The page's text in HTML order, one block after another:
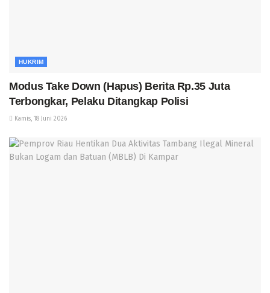
HUKRIM
Modus Take Down (Hapus) Berita Rp.35 Juta
Terbongkar, Pelaku Ditangkap Polisi
Kamis, 18 Juni 2026